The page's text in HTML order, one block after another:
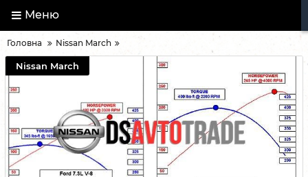
Меню
Головна Nissan March
Nissan March